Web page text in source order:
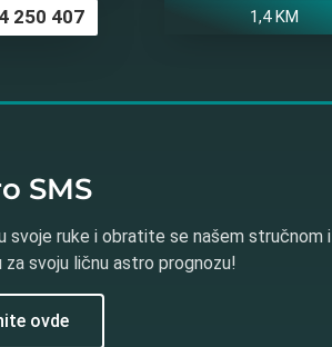
250 407 1,4 KM
SMS
svoje ruke i obratite se našem stručnom i
svoju ličnu astro prognozu!
ovde